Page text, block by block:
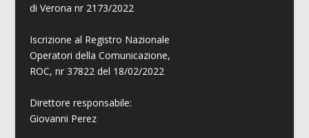
di Verona nr 2173/2022
Iscrizione al Registro Nazionale
Operatori della Comunicazione,
ROC, nr 37822 del 18/02/2022
Direttore responsabile:
Giovanni Perez